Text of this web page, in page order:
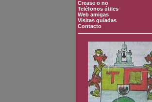
Crease o no
Teléfonos útiles
Web amigas
Visitas guiadas
Contacto